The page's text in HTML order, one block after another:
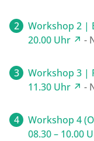
Workshop 2 |
20.00 Uhr ↗ -
Workshop 3 |
11.30 Uhr ↗ -
Workshop 4
08.30 – 10.00